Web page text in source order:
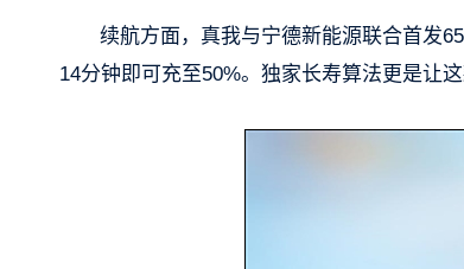
续航方面，真我与宁德新能源联合首发
14分钟即可充至50%。独家长寿算法更是让